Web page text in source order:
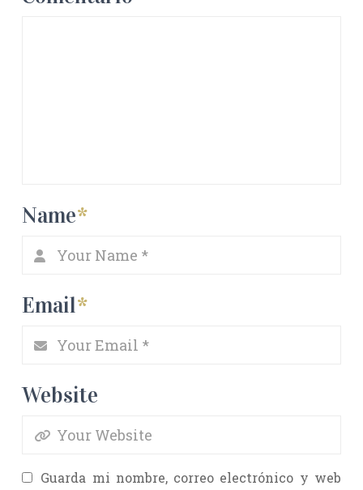
Name*
Email*
Website
Guarda mi nombre, correo electrónico y web